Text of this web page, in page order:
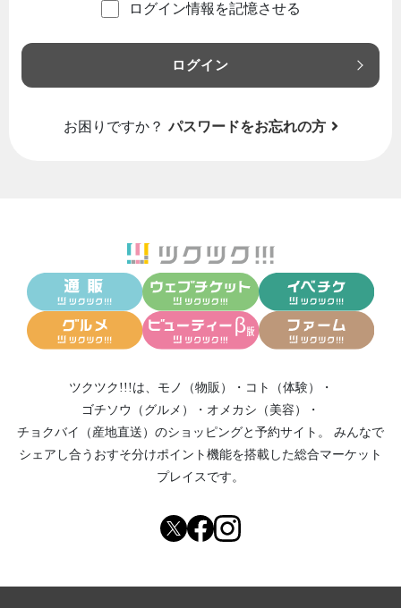
ログイン情報を記憶させる
ログイン
お困りですか？ パスワードをお忘れの方
ツクツク!!!は、 モノ（物販） ・ コト（体験）
・
ゴチソウ（グルメ）
・ オメカシ（美容）
・
チョクバイ（産地直送） のショッピングと予約サイト。
みんなで
シェアし合う おすそ分けポイント機能を搭載した総合マーケット
プレイスです。